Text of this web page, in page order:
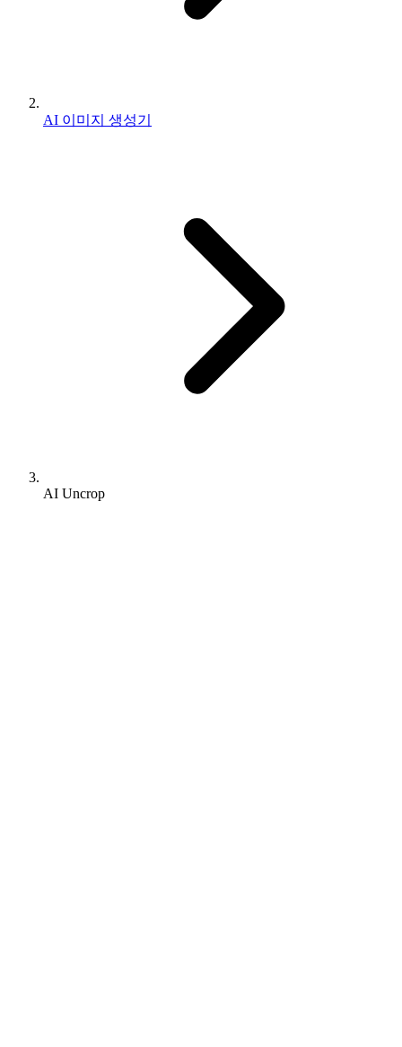
AI 이미지 생성기
AI Uncrop